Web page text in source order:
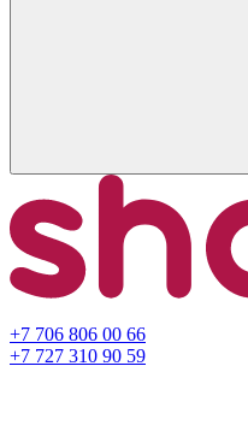
+7 706 806 00 66
+7 727 310 90 59